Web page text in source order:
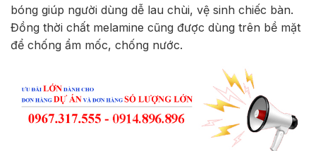
bóng giúp người dùng dễ lau chùi, vệ sinh chiếc bàn.
Đồng thời chất melamine cũng được dùng trên bề mặt
để chống ẩm mốc, chống nước.